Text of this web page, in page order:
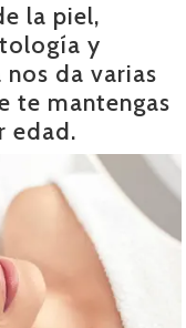
la piel,
y
da varias
te mantengas
edad.